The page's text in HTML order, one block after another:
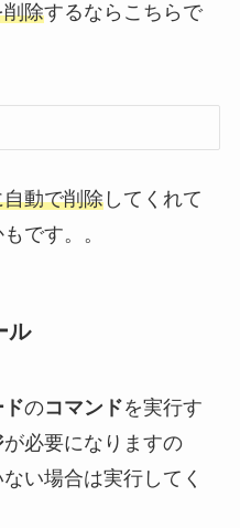
削除するならこちらで
動で削除してくれて
です。。
ル
のコマンドを実行す
が必要になりますの
い場合は実行してく